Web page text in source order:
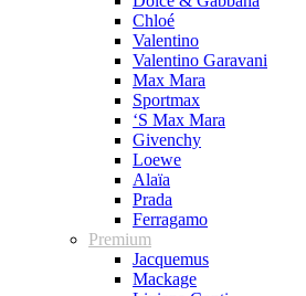
Chloé
Valentino
Valentino Garavani
Max Mara
Sportmax
‘S Max Mara
Givenchy
Loewe
Alaïa
Prada
Ferragamo
Premium
Jacquemus
Mackage